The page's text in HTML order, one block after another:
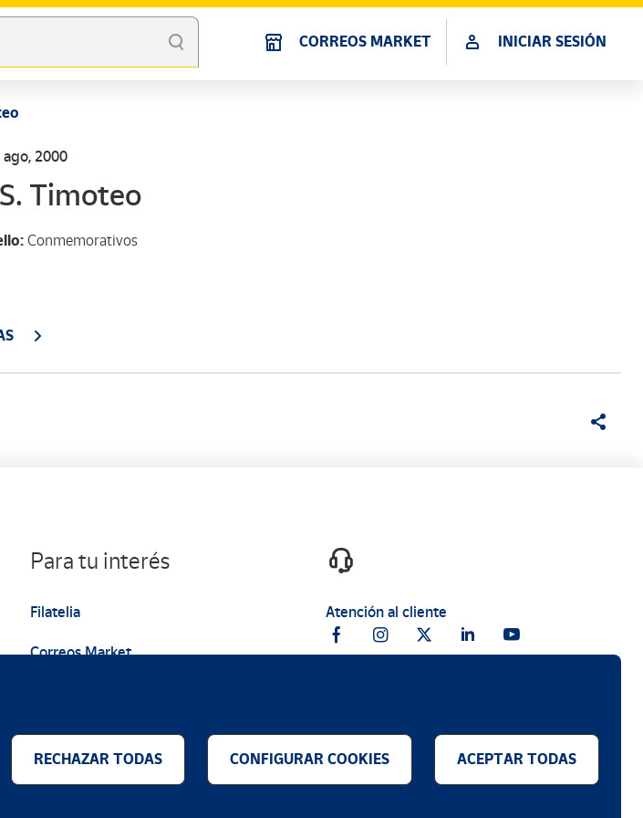
CORREOS MARKET INICIAR SESIÓN
2000
Timoteo
Conmemorativos
Para tu interés
Filatelia
Correos Market
Atención al cliente
RECHAZAR TODAS CONFIGURAR COOKIES ACEPTAR TODAS